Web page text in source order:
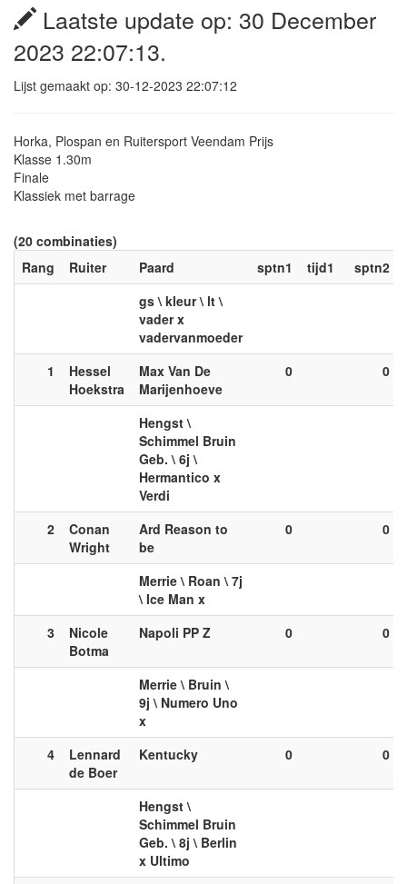
Laatste update op: 30 December
2023 22:07:13.
Lijst gemaakt op: 30-12-2023 22:07:12
Horka, Plospan en Ruitersport Veendam Prijs
Klasse 1.30m
Finale
Klassiek met barrage
(20 combinaties)
Rang
Ruiter Paard sptn1 tijd1 sptn2
gs \ kleur \ lt \
vader x
vadervanmoeder
1
Hessel
Hoekstra
Max Van De
Marijenhoeve
0 0
Hengst \
Schimmel Bruin
Geb. \ 6j \
Hermantico x
Verdi
2
Conan
Wright
Ard Reason to
be
0 0
Merrie \ Roan \ 7j
\ Ice Man x
3
Nicole
Botma
Napoli PP Z 0 0
Merrie \ Bruin \
9j \ Numero Uno
x
4
Lennard
de Boer
Kentucky 0 0
Hengst \
Schimmel Bruin
Geb. \ 8j \ Berlin
x Ultimo